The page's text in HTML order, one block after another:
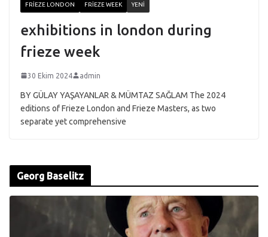
FRIEZE LONDON FRIEZE WEEK YENI
exhibitions in london during
frieze week
30 Ekim 2024 admin
BY GÜLAY YAŞAYANLAR & MÜMTAZ SAĞLAM The 2024
editions of Frieze London and Frieze Masters, as two
separate yet comprehensive
Georg Baselitz